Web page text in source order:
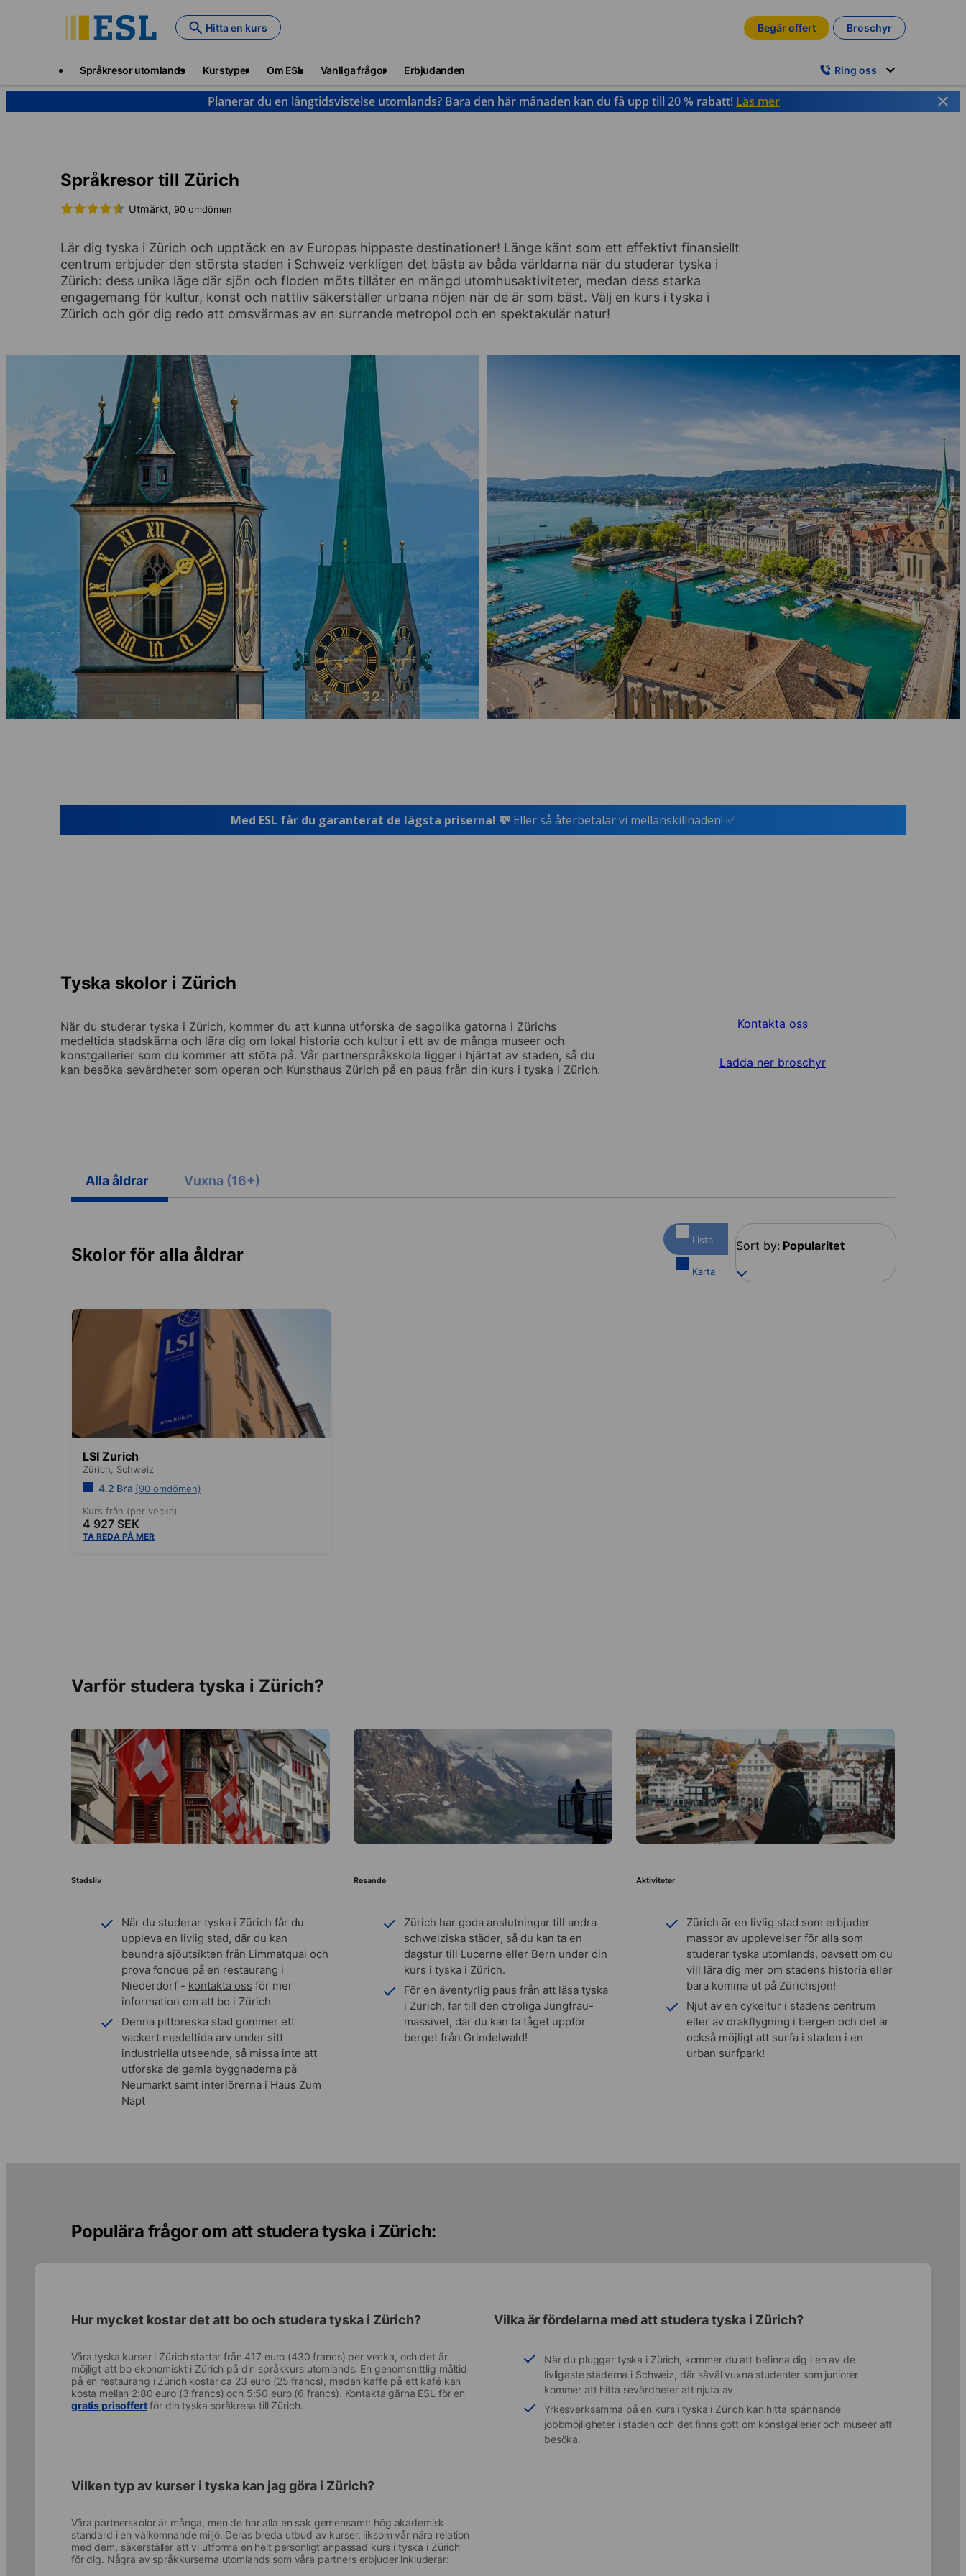
Hitta en kurs Begär offert Broschyr
Språkresor utomlands Kurstyper Om ESL Vanliga frågor Erbjudanden Ring oss
Planerar du en långtidsvistelse utomlands? Bara den här månaden kan du få upp till 20 % rabatt! Läs mer
Språkresor till Zürich
Utmärkt, 90 omdömen
Lär dig tyska i Zürich och upptäck en av Europas hippaste destinationer! Länge känt som ett effektivt finansiellt
centrum erbjuder den största staden i Schweiz verkligen det bästa av båda världarna när du studerar tyska i
Zürich: dess unika läge där sjön och floden möts tillåter en mängd utomhusaktiviteter, medan dess starka
engagemang för kultur, konst och nattliv säkerställer urbana nöjen när de är som bäst. Välj en kurs i tyska i
Zürich och gör dig redo att omsvärmas av en surrande metropol och en spektakulär natur!
Med ESL får du garanterat de lägsta priserna! 💸Eller så återbetalar vi mellanskillnaden! ✅
Tyska skolor i Zürich
När du studerar tyska i Zürich, kommer du att kunna utforska de sagolika gatorna i Zürichs
medeltida stadskärna och lära dig om lokal historia och kultur i ett av de många museer och
konstgallerier som du kommer att stöta på. Vår partnerspråkskola ligger i hjärtat av staden, så du
kan besöka sevärdheter som operan och Kunsthaus Zürich på en paus från din kurs i tyska i Zürich.
Kontakta oss
Ladda ner broschyr
Alla åldrar Vuxna (16+)
Skolor för alla åldrar
Lista
Karta
Sort by: Popularitet
LSI Zurich
Zürich, Schweiz
4.2 Bra (90 omdömen)
Kurs från (per vecka)
4 927 SEK
TA REDA PÅ MER
Varför studera tyska i Zürich?
Stadsliv
När du studerar tyska i Zürich får du
uppleva en livlig stad, där du kan
beundra sjöutsikten från Limmatquai och
prova fondue på en restaurang i
Niederdorf - kontakta oss för mer
information om att bo i Zürich
Denna pittoreska stad gömmer ett
vackert medeltida arv under sitt
industriella utseende, så missa inte att
utforska de gamla byggnaderna på
Neumarkt samt interiörerna i Haus Zum
Napt
Resande
Zürich har goda anslutningar till andra
schweiziska städer, så du kan ta en
dagstur till Lucerne eller Bern under din
kurs i tyska i Zürich.
För en äventyrlig paus från att läsa tyska
i Zürich, far till den otroliga Jungfrau-
massivet, där du kan ta tåget uppför
berget från Grindelwald!
Aktiviteter
Zürich är en livlig stad som erbjuder
massor av upplevelser för alla som
studerar tyska utomlands, oavsett om du
vill lära dig mer om stadens historia eller
bara komma ut på Zürichsjön!
Njut av en cykeltur i stadens centrum
eller av drakflygning i bergen och det är
också möjligt att surfa i staden i en
urban surfpark!
Populära frågor om att studera tyska i Zürich:
Hur mycket kostar det att bo och studera tyska i Zürich?
Våra tyska kurser i Zürich startar från 417 euro (430 francs) per vecka, och det är
möjligt att bo ekonomiskt i Zürich på din språkkurs utomlands. En genomsnittlig måltid
på en restaurang i Zürich kostar ca 23 euro (25 francs), medan kaffe på ett kafé kan
kosta mellan 2:80 euro (3 francs) och 5:50 euro (6 francs). Kontakta gärna ESL för en
gratis prisoffertför din tyska språkresa till Zürich.
Vilka är fördelarna med att studera tyska i Zürich?
När du pluggar tyska i Zürich, kommer du att befinna dig i en av de
livligaste städerna i Schweiz, där såväl vuxna studenter som juniorer
kommer att hitta sevärdheter att njuta av
Yrkesverksamma på en kurs i tyska i Zürich kan hitta spännande
jobbmöjligheter i staden och det finns gott om konstgallerier och museer att
besöka.
Vilken typ av kurser i tyska kan jag göra i Zürich?
Våra partnerskolor är många, men de har alla en sak gemensamt: hög akademisk
standard i en välkomnande miljö. Deras breda utbud av kurser, liksom vår nära relation
med dem, säkerställer att vi utforma en helt personligt anpassad kurs i tyska i Zürich
för dig. Några av språkkurserna utomlands som våra partners erbjuder inkluderar: